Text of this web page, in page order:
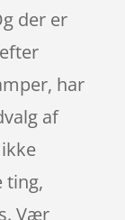
der er
har
af
ting,
Vær